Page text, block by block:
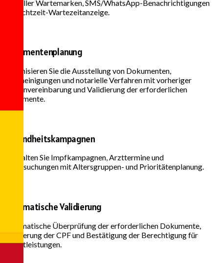
virtueller Wartemarken, SMS/WhatsApp-Benachrichtigungen
und Echtzeit-Wartezeitanzeige.
Dokumentenplanung
Organisieren Sie die Ausstellung von Dokumenten,
Bescheinigungen und notarielle Verfahren mit vorheriger
Terminvereinbarung und Validierung der erforderlichen
Dokumente.
Gesundheitskampagnen
Verwalten Sie Impfkampagnen, Arzttermine und
Untersuchungen mit Altersgruppen- und Prioritätenplanung.
Automatische Validierung
Automatische Überprüfung der erforderlichen Dokumente,
Validierung der CPF und Bestätigung der Berechtigung für
Dienstleistungen.